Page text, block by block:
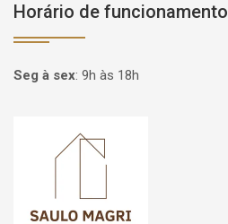
Horário de funcionamento
Seg à sex: 9h às 18h
Página inicial